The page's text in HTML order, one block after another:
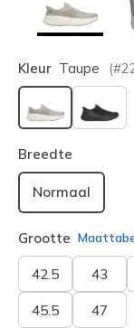
Kleur Taupe (#
geselecteerd
Breedte
Normaal
Grootte
42.5 43
45.5 47